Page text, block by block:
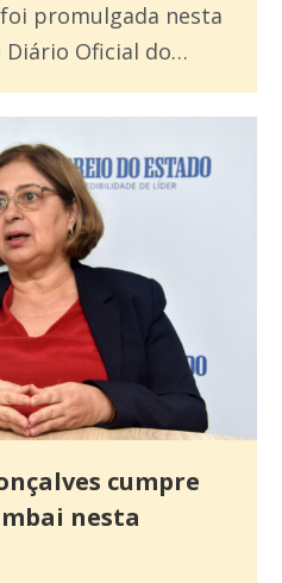
promulgada nesta
Diário Oficial do…
cumpre
nesta